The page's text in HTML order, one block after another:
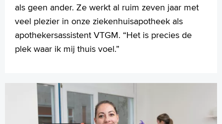
als geen ander. Ze werkt al ruim zeven jaar met
veel plezier in onze ziekenhuisapotheek als
apothekersassistent VTGM. “Het is precies de
plek waar ik mij thuis voel.”